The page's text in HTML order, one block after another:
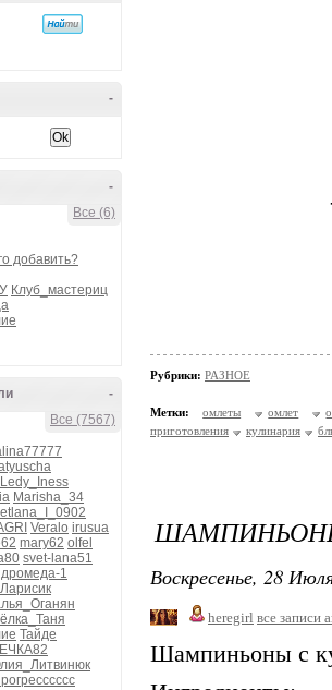
-
-
Все (6)
добавить?
Клуб_мастериц
-
Все (7567)
Ledy_Iness
Marisha_34
Veralo irusua
mary62 olfel
svet-lana51
1
Ларисик
Тайде
Рубрики: РАЗНОЕ
Метки: омлеты омлет
приготовления
кулинария
Воскресенье, 28
heregirl все записи
Шампиньоны с